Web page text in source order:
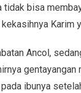
tidak bisa
Karim
Ancol,
ibunya